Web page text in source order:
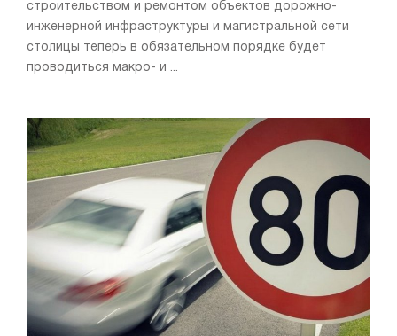
строительством и ремонтом объектов дорожно-
инженерной инфраструктуры и магистральной сети
столицы теперь в обязательном порядке будет
проводиться макро- и ...